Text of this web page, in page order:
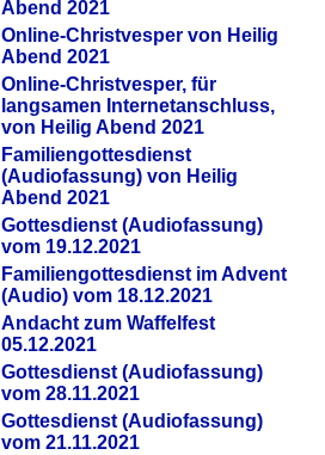
Abend 2021
Online-Christvesper von Heilig
Abend 2021
Online-Christvesper, für
langsamen Internetanschluss,
von Heilig Abend 2021
Familiengottesdienst
(Audiofassung) von Heilig
Abend 2021
Gottesdienst (Audiofassung)
vom 19.12.2021
Familiengottesdienst im Advent
(Audio) vom 18.12.2021
Andacht zum Waffelfest
05.12.2021
Gottesdienst (Audiofassung)
vom 28.11.2021
Gottesdienst (Audiofassung)
vom 21.11.2021